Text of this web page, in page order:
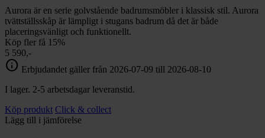
Lacanche
Reservdelar chevron_right
Aurora är en serie golvstående badrumsmöbler i klassisk stil. Aurora
tvättställsskåp är lämpligt i stugans badrum då det är både
placeringsvänligt och funktionellt.
Köp fler få 15%
5 590,-
info Erbjudandet gäller från 2026-07-09 till 2026-08-10
I lager. 2-5 arbetsdagar leveranstid.
Köp produkt Click & collect
Lägg till i jämförelse